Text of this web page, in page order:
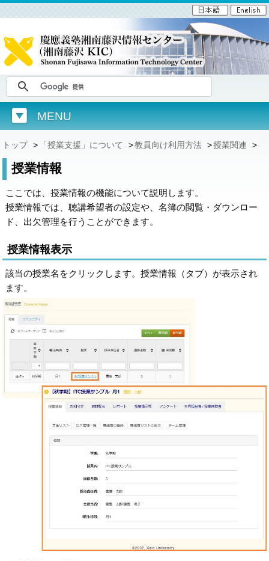
MENU
トップ > 「授業支援」について >教員向け利用方法 >授業関連 >
授業情報
ここでは、授業情報の機能について説明します。
授業情報では、聴講希望者の設定や、名簿の閲覧・ダウンロー
ド、出欠管理を行うことができます。
授業情報表示
該当の授業名をクリックします。授業情報（タブ）が表示され
ます。